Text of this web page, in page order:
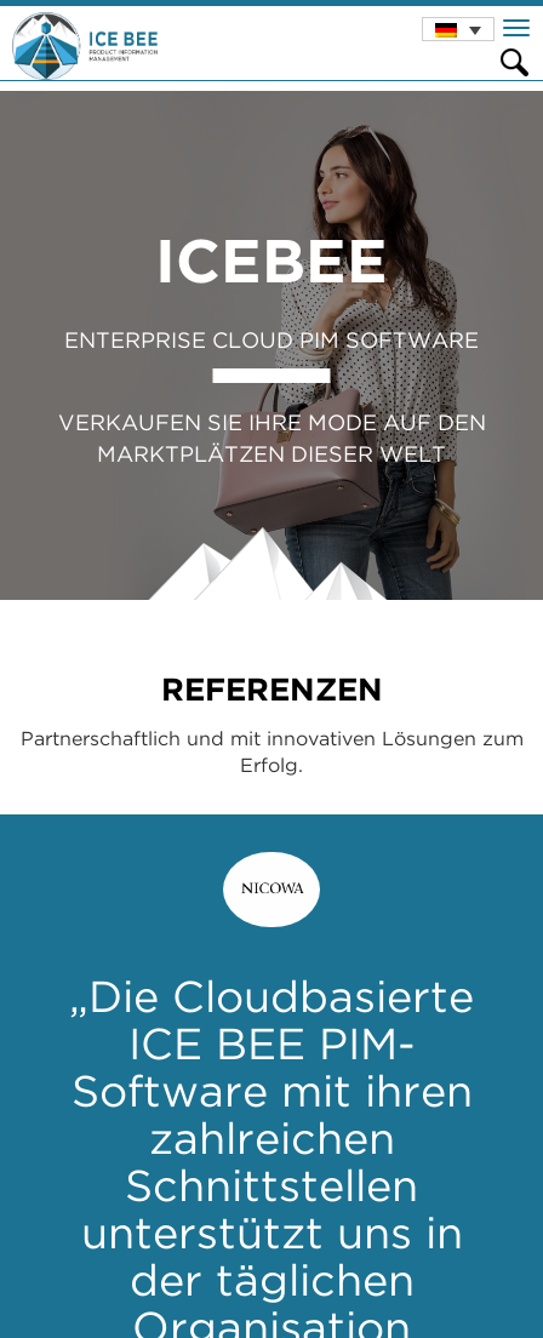
Skip
to
content
ICEBEE
ENTERPRISE CLOUD PIM SOFTWARE
VERKAUFEN SIE IHRE MODE AUF DEN
MARKTPLÄTZEN DIESER WELT
REFERENZEN
Partnerschaftlich und mit innovativen Lösungen zum
Erfolg.
„Die Cloudbasierte
ICE BEE PIM-
Software mit ihren
zahlreichen
Schnittstellen
unterstützt uns in
der täglichen
Organisation